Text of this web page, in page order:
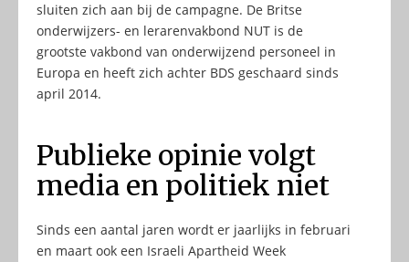
sluiten zich aan bij de campagne. De Britse
onderwijzers- en lerarenvakbond NUT is de
grootste vakbond van onderwijzend personeel in
Europa en heeft zich achter BDS geschaard sinds
april 2014.
Publieke opinie volgt
media en politiek niet
Sinds een aantal jaren wordt er jaarlijks in februari
en maart ook een Israeli Apartheid Week